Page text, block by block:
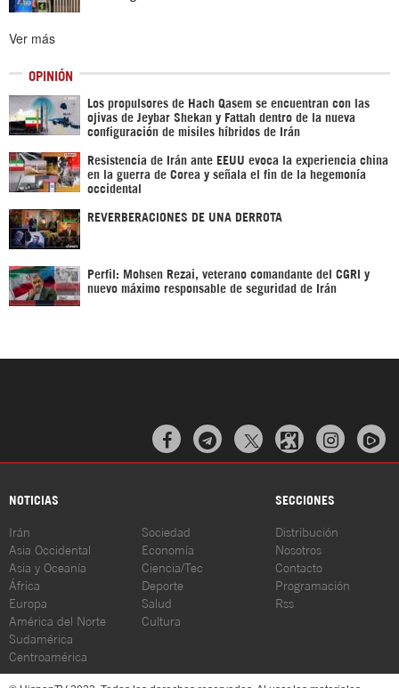
Ver más
OPINIÓN
Los propulsores de Hach Qasem se encuentran con las
ojivas de Jeybar Shekan y Fattah dentro de la nueva
configuración de misiles híbridos de Irán
Resistencia de Irán ante EEUU evoca la experiencia china
en la guerra de Corea y señala el fin de la hegemonía
occidental
REVERBERACIONES DE UNA DERROTA
Perfil: Mohsen Rezai, veterano comandante del CGRI y
nuevo máximo responsable de seguridad de Irán
  
NOTICIAS SECCIONES
Irán
Asia Occidental
Asia y Oceanía
África
Europa
América del Norte
Sudamérica
Centroamérica
Sociedad
Economía
Ciencia/Tec
Deporte
Salud
Cultura
Distribución
Nosotros
Contacto
Programación
Rss